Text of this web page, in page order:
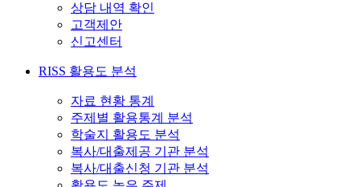
상담 내역 확인
고객제안
신고센터
RISS 활용도 분석
자료 현황 통계
주제별 활용통계 분석
학술지 활용도 분석
복사/대출제공 기관 분석
복사/대출신청 기관 분석